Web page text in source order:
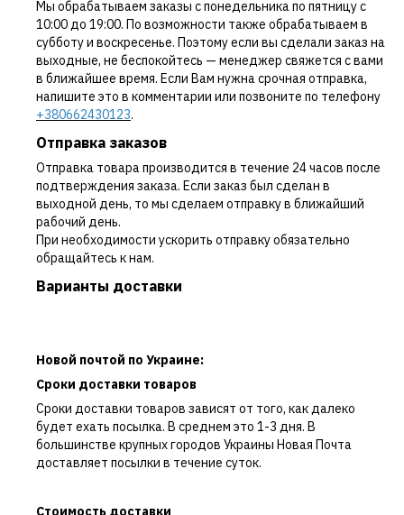
Мы обрабатываем заказы с понедельника по пятницу с
10:00 до 19:00. По возможности также обрабатываем в
субботу и воскресенье. Поэтому если вы сделали заказ на
выходные, не беспокойтесь — менеджер свяжется с вами
в ближайшее время. Если Вам нужна срочная отправка,
напишите это в комментарии или позвоните по телефону
+380662430123.
Отправка заказов
Отправка товара производится в течение 24 часов после
подтверждения заказа. Если заказ был сделан в
выходной день, то мы сделаем отправку в ближайший
рабочий день.
При необходимости ускорить отправку обязательно
обращайтесь к нам.
Варианты доставки
Новой почтой по Украине:
Сроки доставки товаров
Сроки доставки товаров зависят от того, как далеко
будет ехать посылка. В среднем это 1-3 дня. В
большинстве крупных городов Украины Новая Почта
доставляет посылки в течение суток.
Стоимость доставки